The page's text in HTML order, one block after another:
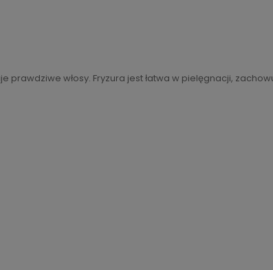
włosy. Fryzura jest łatwa w pielęgnacji,